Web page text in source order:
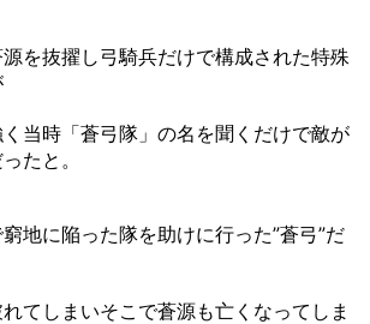
を抜擢し弓騎兵だけで構成された特殊
当時「蒼弓隊」の名を聞くだけで敵が
たと。
地に陥った隊を助けに行った”蒼弓”だ
てしまいそこで蒼源も亡くなってしま